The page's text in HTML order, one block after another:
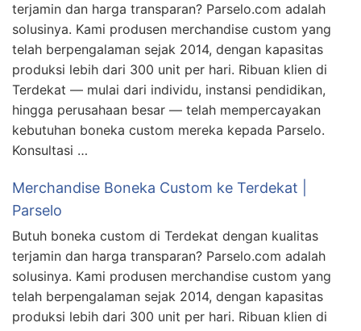
terjamin dan harga transparan? Parselo.com adalah
solusinya. Kami produsen merchandise custom yang
telah berpengalaman sejak 2014, dengan kapasitas
produksi lebih dari 300 unit per hari. Ribuan klien di
Terdekat — mulai dari individu, instansi pendidikan,
hingga perusahaan besar — telah mempercayakan
kebutuhan boneka custom mereka kepada Parselo.
Konsultasi …
Merchandise Boneka Custom ke Terdekat |
Parselo
Butuh boneka custom di Terdekat dengan kualitas
terjamin dan harga transparan? Parselo.com adalah
solusinya. Kami produsen merchandise custom yang
telah berpengalaman sejak 2014, dengan kapasitas
produksi lebih dari 300 unit per hari. Ribuan klien di